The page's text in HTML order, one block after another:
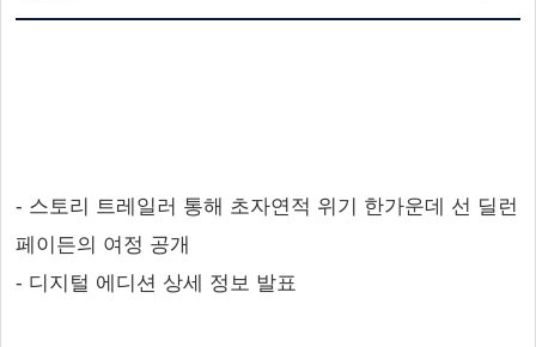
- 스토리 트레일러 통해 초자연적 위기 한가운데 선 딜런
페이든의 여정 공개
- 디지털 에디션 상세 정보 발표